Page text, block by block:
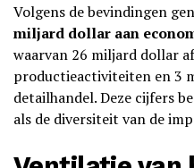
Volgens de bevindingen
miljard dollar aan
waarvan 26 miljard dollar
productieactiviteiten en 3
detailhandel. Deze cijfers
als de diversiteit van de